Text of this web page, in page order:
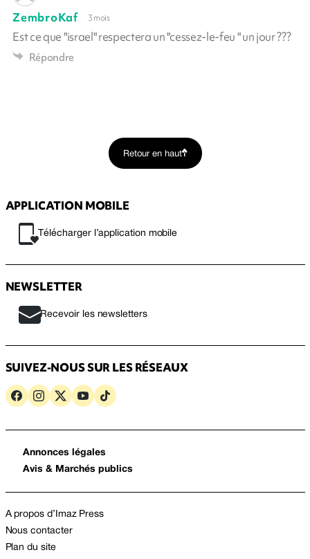
ZembroKaf 3 mois
Est ce que "israel" respectera un "cessez-le-feu " un jour ???
Répondre
Retour en haut
APPLICATION MOBILE
Télécharger l’application mobile
NEWSLETTER
Recevoir les newsletters
SUIVEZ-NOUS SUR LES RÉSEAUX
Annonces légales
Avis & Marchés publics
A propos d’Imaz Press
Nous contacter
Plan du site